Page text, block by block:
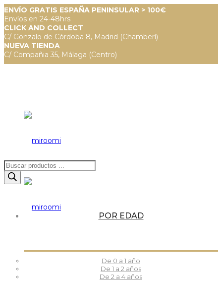
ENVÍO GRATIS ESPAÑA PENINSULAR > 100€
Envíos en 24-48hrs
CLICK AND COLLECT
C/ Gonzalo de Córdoba 8, Madrid (Chamberí)
NUEVA TIENDA
C/ Compañia 35, Málaga (Centro)
Búsqueda
de
productos
POR EDAD
De 0 a 1 año
De 1 a 2 años
De 2 a 4 años